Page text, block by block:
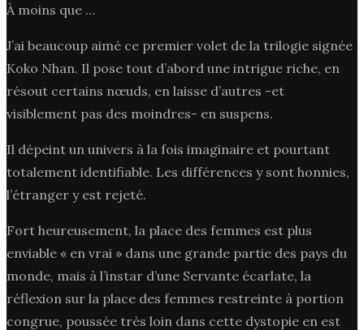
À moins que …
J’ai beaucoup aimé ce premier volet de la trilogie signée
Koko Nhan. Il pose tout d’abord une intrigue riche, en
résout certains nœuds, en laisse d’autres -et
visiblement pas des moindres- en suspens.
Il dépeint un univers à la fois imaginaire et pourtant
totalement identifiable. Les différences y sont honnies,
l’étranger y est rejeté.
Fort heureusement, la place des femmes est plus
enviable « en vrai » dans une grande partie des pays du
monde, mais à l’instar d’une Servante écarlate, la
réflexion sur la place des femmes restreinte à portion
congrue, poussée très loin dans cette dystopie en est